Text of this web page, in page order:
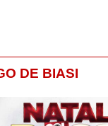
DE BIASI